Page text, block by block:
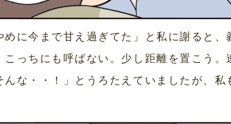
に今まで甘え過ぎてた」と私に謝ると
っちにも呼ばない。少し距離を置こう
な・・！」とうろたえていましたが、